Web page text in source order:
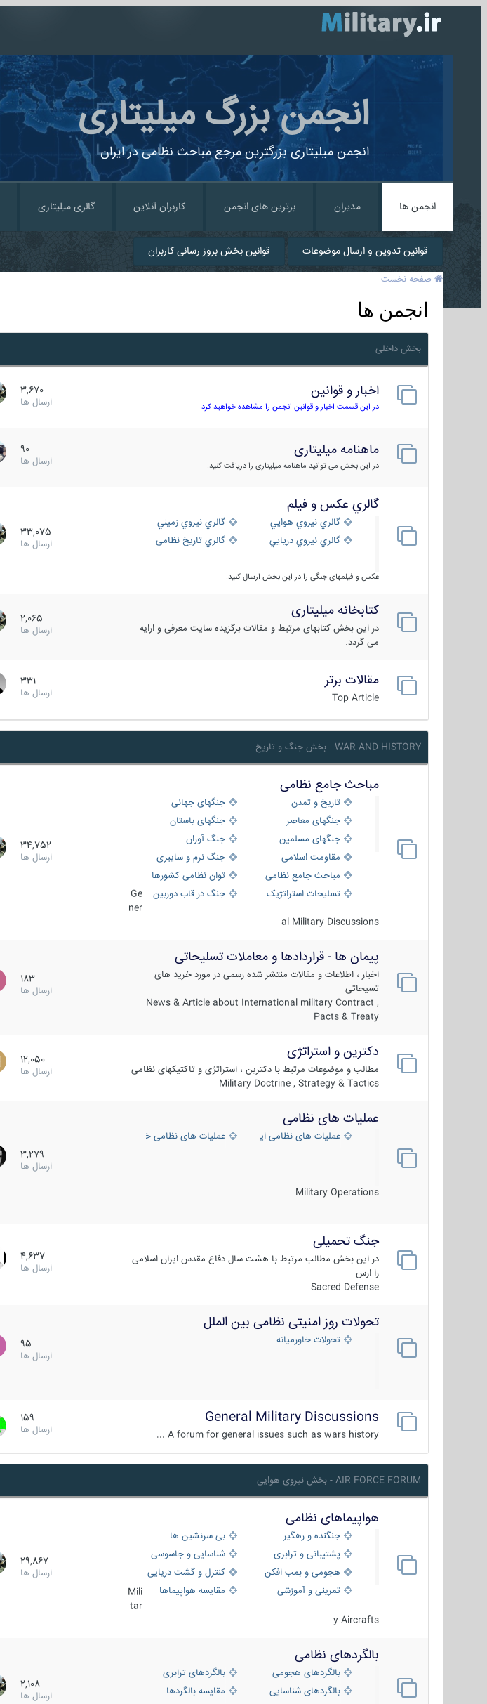
انجمن بزرگ میلیتاری
انجمن میلیتاری بزرگترین مرجع مباحث نظامی در ایران
انجمن ها مدیران برترین های انجمن کاربران آنلاین گالری میلیتاری
قوانین تدوین و ارسال موضوعات قوانین بخش بروز رسانی کاربران
صفحه نخست
انجمن ها
بخش داخلی
اخبار و قوانین
در این قسمت اخبار و قوانین انجمن را مشاهده خواهید کرد
3,670
ارسال ها
ماهنامه میلیتاری
در این بخش می توانید ماهنامه میلیتاری را دریافت کنید.
90
ارسال ها
گالري عكس و فيلم
گالري نيروي هوايي
گالري نيروي زميني
گالري نيروي دريايي
گالري تاریخ نظامی
عکس و فیلمهای جنگی را در این بخش ارسال کنید.
33,075
ارسال ها
کتابخانه میلیتاری
در این بخش کتابهای مرتبط و مقالات برگزیده سایت معرفی و ارایه
می گردد.
2,065
ارسال ها
مقالات برتر
Top Article
331
ارسال ها
WAR AND HISTORY - بخش جنگ و تاریخ
مباحث جامع نظامی
تاریخ و تمدن
جنگهای جهانی
جنگهای معاصر
جنگهای باستان
جنگهای مسلمین
جنگ آوران
مقاومت اسلامی
جنگ نرم و سایبری
مباحث جامع نظامی
توان نظامی کشورها
تسلیحات استراتژیک
جنگ در قاب دوربین
Ge
ner
al Military Discussions
34,752
ارسال ها
پیمان ها - قراردادها و معاملات تسلیحاتی
اخبار ، اطلاعات و مقالات منتشر شده رسمی در مورد خرید های
تسیحاتی
News & Article about International military Contract ,
Pacts & Treaty
183
ارسال ها
دکترین و استراتژی
مطالب و موضوعات مرتبط با دکترین ، استراتژی و تاکتیکهای نظامی
Military Doctrine , Strategy & Tactics
12,050
ارسال ها
عملیات های نظامی
عملیات های نظامی ایران عملیات های نظامی خارجی
Military Operations
3,279
ارسال ها
جنگ تحمیلی
در این بخش مطالب مرتبط با هشت سال دفاع مقدس ایران اسلامی
را ارس
Sacred Defense
4,637
ارسال ها
تحولات روز امنیتی نظامی بین الملل
تحولات خاورمیانه
95
ارسال ها
General Military Discussions
A forum for general issues such as wars history ...
159
ارسال ها
AIR FORCE FORUM - بخش نیروی هوایی
هواپیماهای نظامی
جنگنده و رهگیر
بی سرنشین ها
پشتیبانی و ترابری
شناسایی و جاسوسی
هجومی و بمب افکن
کنترل و گشت دریایی
تمرینی و آموزشی
مقایسه هواپیماها
Mili
tar
y Aircrafts
29,867
ارسال ها
بالگردهای نظامی
بالگردهای هجومی
بالگردهای ترابری
بالگردهای شناسایی
مقایسه بالگردها
2,108
ارسال ها